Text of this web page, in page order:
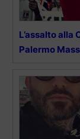
L’assalto alla
Palermo